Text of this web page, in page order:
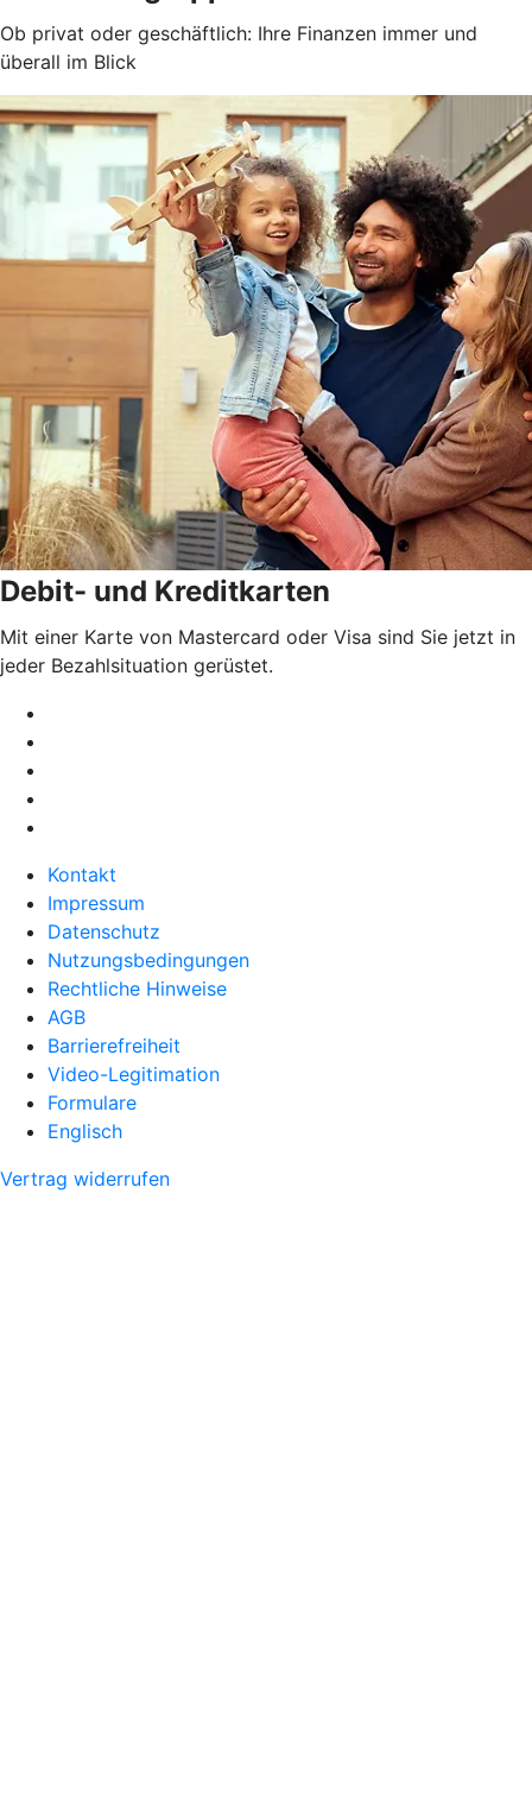
Ob privat oder geschäftlich: Ihre Finanzen immer und
überall im Blick
Debit- und Kreditkarten
Mit einer Karte von Mastercard oder Visa sind Sie jetzt in
jeder Bezahlsituation gerüstet.
Kontakt
Impressum
Datenschutz
Nutzungsbedingungen
Rechtliche Hinweise
AGB
Barrierefreiheit
Video-Legitimation
Formulare
Englisch
Vertrag widerrufen